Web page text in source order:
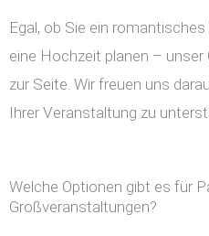
Egal, ob Sie ein
eine Hochzeit planen –
zur Seite. Wir freuen uns
Ihrer Veranstaltung zu
Welche Optionen gibt es für
Großveranstaltungen?